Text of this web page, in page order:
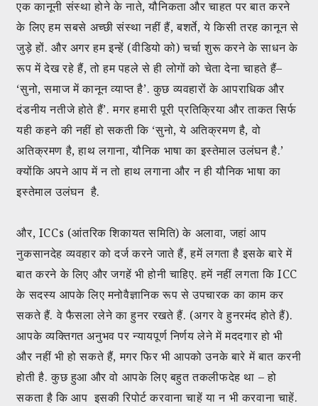
एक कानूनी संस्था होने के नाते, यौनिकता और चाहत पर बात करने
के लिए हम सबसे अच्छी संस्था नहीं हैं, बशर्ते, ये किसी तरह कानून से
जुड़े हों. और अगर हम इन्हें (वीडियो को) चर्चा शुरू करने के साधन के
रूप में देख रहे हैं, तो हम पहले से ही लोगों को चेता देना चाहते हैं–
‘सुनो, समाज में कानून व्याप्त है’. कुछ व्यवहारों के आपराधिक और
दंडनीय नतीजे होते हैं’. मगर हमारी पूरी प्रतिक्रिया और ताकत सिर्फ
यही कहने की नहीं हो सकती कि ‘सुनो, ये अतिक्रमण है, वो
अतिक्रमण है, हाथ लगाना, यौनिक भाषा का इस्तेमाल उलंघन है.’
क्योंकि अपने आप में न तो हाथ लगाना और न ही यौनिक भाषा का
इस्तेमाल उलंघन है.
और, ICCs (आंतरिक शिकायत समिति) के अलावा, जहां आप
नुकसानदेह व्यवहार को दर्ज करने जाते हैं, हमें लगता है इसके बारे में
बात करने के लिए और जगहें भी होनी चाहिए. हमें नहीं लगता कि ICC
के सदस्य आपके लिए मनोवैज्ञानिक रूप से उपचारक का काम कर
सकते हैं. वे फैसला लेने का हुनर रखते हैं. (अगर वे हुनरमंद होते हैं).
आपके व्यक्तिगत अनुभव पर न्यायपूर्ण निर्णय लेने में मददगार हो भी
और नहीं भी हो सकते हैं, मगर फिर भी आपको उनके बारे में बात करनी
होती है. कुछ हुआ और वो आपके लिए बहुत तकलीफदेह था – हो
सकता है कि आप इसकी रिपोर्ट करवाना चाहें या न भी करवाना चाहें.